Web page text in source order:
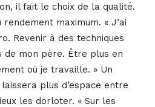
il fait le choix de la qualité.
maximum. « J’ai
Revenir à des techniques
mon père. Être plus en
où je travaille. » Un
plus d’espace entre
les dorloter. « Sur les